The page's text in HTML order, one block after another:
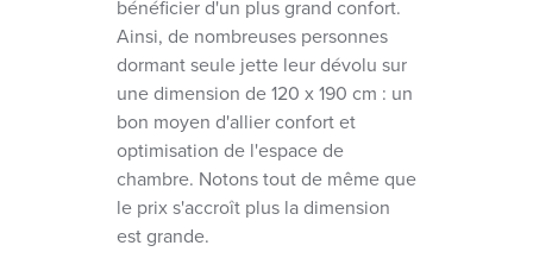
bénéficier d'un plus grand confort.
Ainsi, de nombreuses personnes
dormant seule jette leur dévolu sur
une dimension de 120 x 190 cm : un
bon moyen d'allier confort et
optimisation de l'espace de
chambre. Notons tout de même que
le prix s'accroît plus la dimension
est grande.